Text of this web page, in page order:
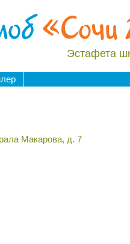
Эстафета
Макарова, д. 7